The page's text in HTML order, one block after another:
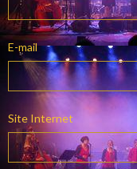
E-mail
Site Internet